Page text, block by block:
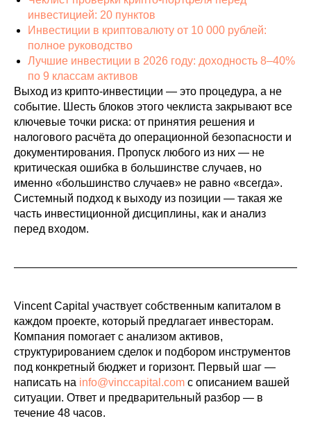
инвестицией: 20 пунктов
Инвестиции в криптовалюту от 10 000 рублей:
полное руководство
Лучшие инвестиции в 2026 году: доходность 8–40%
по 9 классам активов
Выход из крипто-инвестиции — это процедура, а не
событие. Шесть блоков этого чеклиста закрывают все
ключевые точки риска: от принятия решения и
налогового расчёта до операционной безопасности и
документирования. Пропуск любого из них — не
критическая ошибка в большинстве случаев, но
именно «большинство случаев» не равно «всегда».
Системный подход к выходу из позиции — такая же
часть инвестиционной дисциплины, как и анализ
перед входом.
Vincent Capital участвует собственным капиталом в
каждом проекте, который предлагает инвесторам.
Компания помогает с анализом активов,
структурированием сделок и подбором инструментов
под конкретный бюджет и горизонт. Первый шаг —
написать на info@vinccapital.com с описанием вашей
ситуации. Ответ и предварительный разбор — в
течение 48 часов.